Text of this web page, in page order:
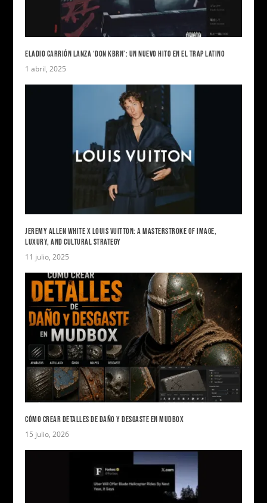
ELADIO CARRIÓN LANZA ‘DON KBRN’: UN NUEVO HITO EN EL TRAP LATINO
1 abril, 2025
JEREMY ALLEN WHITE X LOUIS VUITTON: A MASTERSTROKE OF IMAGE,
LUXURY, AND CULTURAL STRATEGY
11 julio, 2025
CÓMO CREAR DETALLES DE DAÑO Y DESGASTE EN MUDBOX
15 julio, 2026